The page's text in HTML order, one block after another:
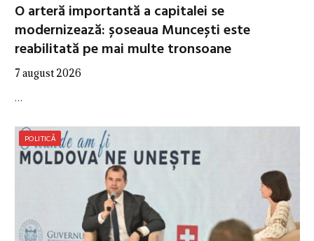
O arteră importantă a capitalei se
modernizează: șoseaua Muncești este
reabilitată pe mai multe tronsoane
7 august 2026
…
POLITICĂ